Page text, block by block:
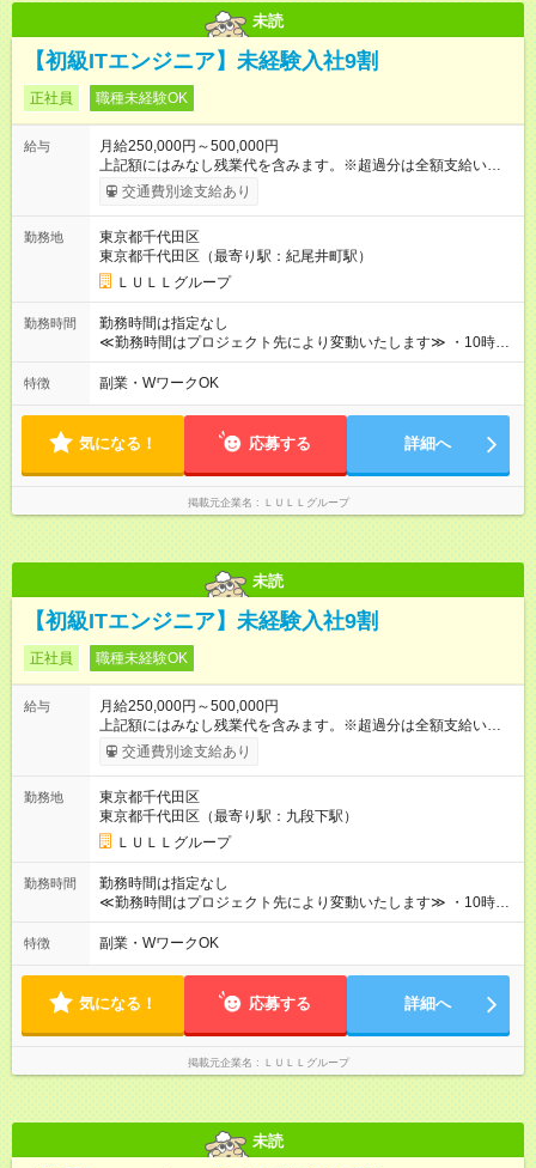
未読
【初級ITエンジニア】未経験入社9割
正社員 職種未経験OK
給与
月給250,000円～500,000円
上記額にはみなし残業代を含みます。※超過分は全額支給いたし
ます。 みなし残業代 21,675円／月 みなし残業時間 12時間／月 -
------------------------------------------------------- ≪経験者の方は以下と
万円～＋業績賞与＋交通費＋各種手当 ※固定残業代（30時間/6
万6，610円分）を含む。超過分は追加支給いたします 能力やス
キルを考慮し初任給を決定。経験者の方は前給考慮も可能で
す！ ◎昇給年1回（研修終了後） ◎賞与年2回（2月・8月）＋業
績賞与あり ◤スキルアップも、収入アップも。◢ 入社後の成長
や頑張りは、しっかり給与で還元しています。 実際にほぼ全員
上アップした社員も。 エンジニアへの還元率は業界高水準の
87％。 スキルを磨いた分だけ、収入アップも目指せる環境で
す！ 【試用期間】試用期間あり 試用期間の長さ：6ヶ月 ※ 雇用
形態と給与に、本採用時と異なる部分があります。 雇用形態：
中途採用（契約社員） 給与：月給 230,000円以上 上記額にはみ
なし残業代を含みます。※超過分は全額支給いたします。 みな
別途支給いたします ※研修期間中（最大12ヶ月間）も、試用期
交通費別途支給あり
勤務地
東京都千代田区
東京都千代田区（最寄り駅：紀尾井町駅）
ＬＵＬＬグループ
勤務時間
勤務時間は指定なし
≪勤務時間はプロジェクト先により変動いたします≫ ・10時00
分～19時00分（休憩1時間） ・9時00分～18時00分（休憩1時
間） ＼平日夜も、ちゃんと「自分時間」がつくれます／ 残業は
やサウナなど、 趣味の時間を楽しむ社員も多くいます◎
特徴 副業・WワークOK
気になる！ 応募する 詳細へ
掲載元企業名 ＬＵＬＬグループ
未読
【初級ITエンジニア】未経験入社9割
正社員 職種未経験OK
給与
月給250,000円～500,000円
上記額にはみなし残業代を含みます。※超過分は全額支給いたし
ます。 みなし残業代 21,675円／月 みなし残業時間 12時間／月 -
------------------------------------------------------- ≪経験者の方は以下と
万円～＋業績賞与＋交通費＋各種手当 ※固定残業代（30時間/6
万6，610円分）を含む。超過分は追加支給いたします 能力やス
キルを考慮し初任給を決定。経験者の方は前給考慮も可能で
す！ ◎昇給年1回（研修終了後） ◎賞与年2回（2月・8月）＋業
績賞与あり ◤スキルアップも、収入アップも。◢ 入社後の成長
や頑張りは、しっかり給与で還元しています。 実際にほぼ全員
上アップした社員も。 エンジニアへの還元率は業界高水準の
87％。 スキルを磨いた分だけ、収入アップも目指せる環境で
す！ 【試用期間】試用期間あり 試用期間の長さ：6ヶ月 ※ 雇用
形態と給与に、本採用時と異なる部分があります。 雇用形態：
中途採用（契約社員） 給与：月給 230,000円以上 上記額にはみ
なし残業代を含みます。※超過分は全額支給いたします。 みな
別途支給いたします ※研修期間中（最大12ヶ月間）も、試用期
交通費別途支給あり
勤務地
東京都千代田区
東京都千代田区（最寄り駅：九段下駅）
ＬＵＬＬグループ
勤務時間
勤務時間は指定なし
≪勤務時間はプロジェクト先により変動いたします≫ ・10時00
分～19時00分（休憩1時間） ・9時00分～18時00分（休憩1時
間） ＼平日夜も、ちゃんと「自分時間」がつくれます／ 残業は
やサウナなど、 趣味の時間を楽しむ社員も多くいます◎
特徴 副業・WワークOK
気になる！ 応募する 詳細へ
掲載元企業名 ＬＵＬＬグループ
未読